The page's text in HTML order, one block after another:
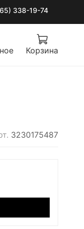
338-19-74
Корзина
3230175487